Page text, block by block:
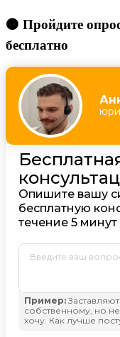
🟠 Пройдите
бесплатно